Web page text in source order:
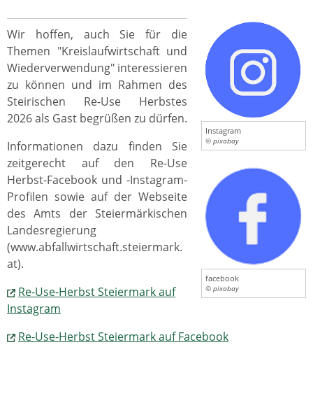
Instagram
© pixabay
facebook
© pixabay
Wir hoffen, auch Sie für die
Themen "Kreislaufwirtschaft und
Wiederverwendung" interessieren
zu können und im Rahmen des
Steirischen Re-Use Herbstes
2026 als Gast begrüßen zu dürfen.
Informationen dazu finden Sie
zeitgerecht auf den Re-Use
Herbst-Facebook und -Instagram-
Profilen sowie auf der Webseite
des Amts der Steiermärkischen
Landesregierung
(www.abfallwirtschaft.steiermark.
at).
Re-Use-Herbst Steiermark auf
Instagram
Re-Use-Herbst Steiermark auf Facebook